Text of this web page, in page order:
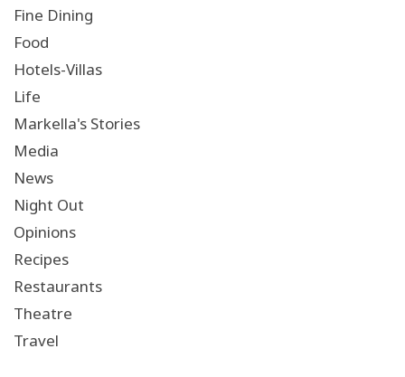
Fine Dining
Food
Hotels-Villas
Life
Markella's Stories
Media
News
Night Out
Opinions
Recipes
Restaurants
Theatre
Travel